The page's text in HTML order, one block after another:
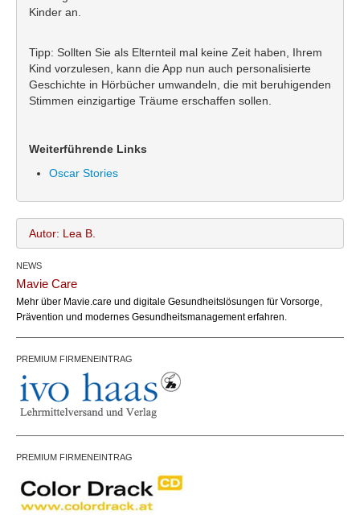
Kinder an.
Tipp: Sollten Sie als Elternteil mal keine Zeit haben, Ihrem
Kind vorzulesen, kann die App nun auch personalisierte
Geschichte in Hörbücher umwandeln, die mit beruhigenden
Stimmen einzigartige Träume erschaffen sollen.
Weiterführende Links
Oscar Stories
Autor: Lea B.
NEWS
Mavie Care
Mehr über Mavie.care und digitale Gesundheitslösungen für Vorsorge,
Prävention und modernes Gesundheitsmanagement erfahren.
PREMIUM FIRMENEINTRAG
PREMIUM FIRMENEINTRAG